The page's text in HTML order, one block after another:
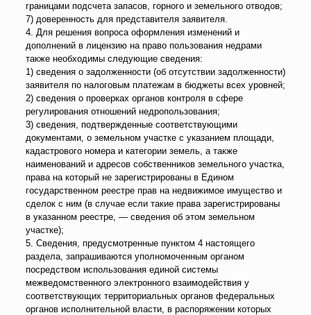
границами подсчета запасов, горного и земельного отводов;
7) доверенность для представителя заявителя.
4. Для решения вопроса оформления изменений и
дополнений в лицензию на право пользования недрами
также необходимы следующие сведения:
1) сведения о задолженности (об отсутствии задолженности)
заявителя по налоговым платежам в бюджеты всех уровней;
2) сведения о проверках органов контроля в сфере
регулирования отношений недропользования;
3) сведения, подтвержденные соответствующими
документами, о земельном участке с указанием площади,
кадастрового номера и категории земель, а также
наименований и адресов собственников земельного участка,
права на который не зарегистрированы в Едином
государственном реестре прав на недвижимое имущество и
сделок с ним (в случае если такие права зарегистрированы
в указанном реестре, — сведения об этом земельном
участке);
5. Сведения, предусмотренные пунктом 4 настоящего
раздела, запрашиваются уполномоченным органом
посредством использования единой системы
межведомственного электронного взаимодействия у
соответствующих территориальных органов федеральных
органов исполнительной власти, в распоряжении которых